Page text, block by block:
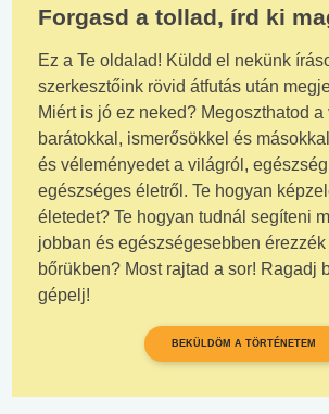
Forgasd a tollad, írd ki
Ez a Te oldalad! Küldd el nekünk
szerkesztőink rövid átfutás után
Miért is jó ez neked? Megoszthatod a
barátokkal, ismerősökkel és
és véleményedet a világról,
egészséges életről. Te hogyan
életedet? Te hogyan tudnál segíteni
jobban és egészségesebben érezzék
bőrükben? Most rajtad a sor! Ragadj
gépelj!
BEKÜLDÖM A TÖRTÉNETEM